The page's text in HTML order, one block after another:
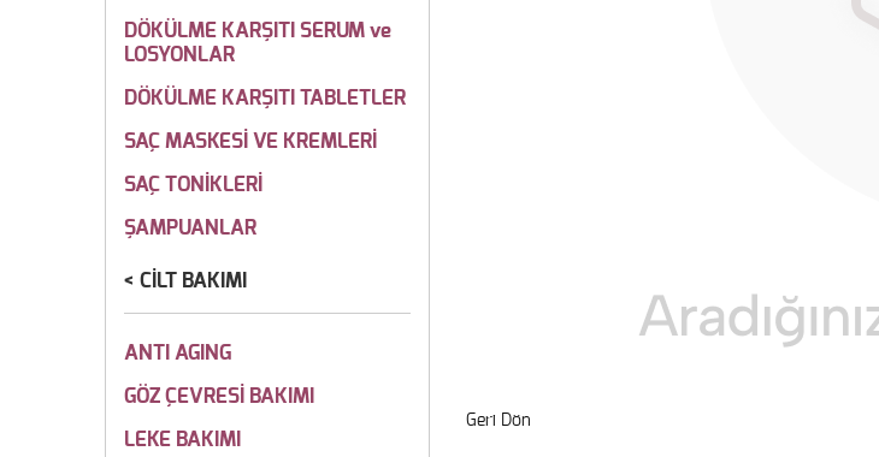
Geri Dön
DÖKÜLME KARŞITI SERUM ve
LOSYONLAR
DÖKÜLME KARŞITI TABLETLER
SAÇ MASKESİ VE KREMLERİ
SAÇ TONİKLERİ
ŞAMPUANLAR
CİLT BAKIMI
ANTI AGING
GÖZ ÇEVRESİ BAKIMI
LEKE BAKIMI